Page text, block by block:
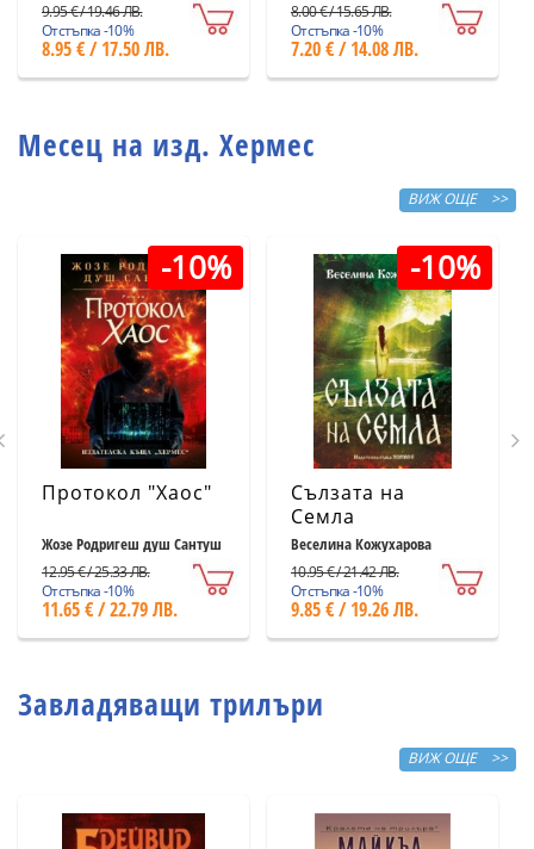
9.95 € / 19.46 ЛВ.
Отстъпка -10%
8.95 € / 17.50 ЛВ.
8.00 € / 15.65 ЛВ.
Отстъпка -10%
7.20 € / 14.08 ЛВ.
Месец на изд. Хермес
ВИЖ ОЩЕ >>
-10%
Протокол "Хаос"
Жозе Родригеш душ Сантуш
12.95 € / 25.33 ЛВ.
Отстъпка -10%
11.65 € / 22.79 ЛВ.
-10%
Сълзата на
Семла
Веселина Кожухарова
10.95 € / 21.42 ЛВ.
Отстъпка -10%
9.85 € / 19.26 ЛВ.
Завладяващи трилъри
ВИЖ ОЩЕ >>